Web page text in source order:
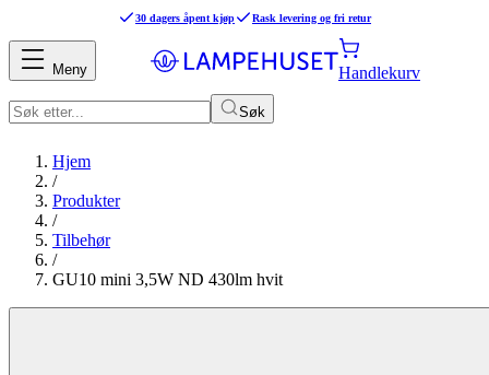
30 dagers åpent kjøp Rask levering og fri retur
Søk
Handlekurv
Meny
Hjem
/
Produkter
/
Tilbehør
/
GU10 mini 3,5W ND 430lm hvit